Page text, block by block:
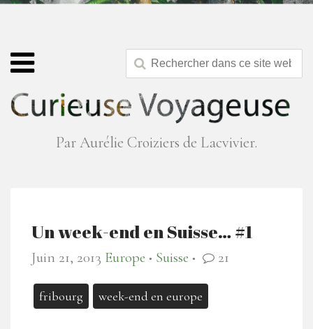
Par Aurélie Croiziers de Lacvivier.
Un week-end en Suisse… #1
Juin 21, 2013 Europe ● Suisse ● 21
fribourg week-end en europe